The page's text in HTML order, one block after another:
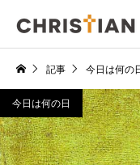
記事 今日は何の
今日は何の日